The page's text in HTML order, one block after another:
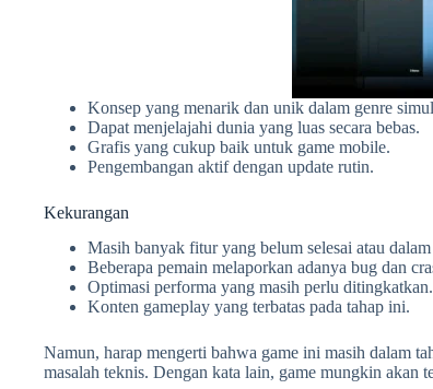
Konsep yang menarik dan unik dalam genre
Dapat menjelajahi dunia yang luas secara bebas.
Grafis yang cukup baik untuk game mobile.
Pengembangan aktif dengan update rutin.
Kekurangan
Masih banyak fitur yang belum selesai atau
Beberapa pemain melaporkan adanya bug dan
Optimasi performa yang masih perlu ditingkatkan.
Konten gameplay yang terbatas pada tahap ini.
Namun, harap mengerti bahwa game ini masih dalam
masalah teknis. Dengan kata lain, game mungkin akan